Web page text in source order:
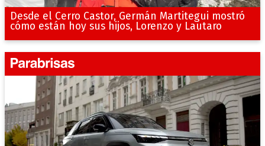
Desde el Cerro Castor, Germán Martitegui mostró
cómo están hoy sus hijos, Lorenzo y Lautaro